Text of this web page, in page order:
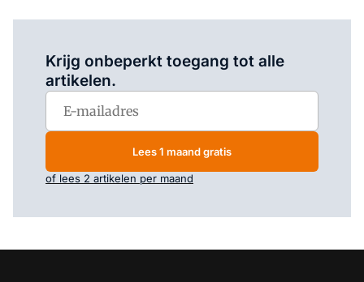
Krijg onbeperkt toegang tot alle
artikelen.
Lees 1 maand gratis
of lees 2 artikelen per maand